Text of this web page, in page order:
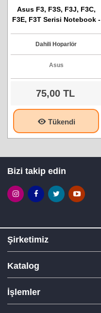
Asus F3, F3S, F3J, F3C,
F3E, F3T Serisi Notebook -
Dahili Hoparlör
Asus
75,00 TL
Tükendi
Bizi takip edin
Şirketimiz
Katalog
İşlemler